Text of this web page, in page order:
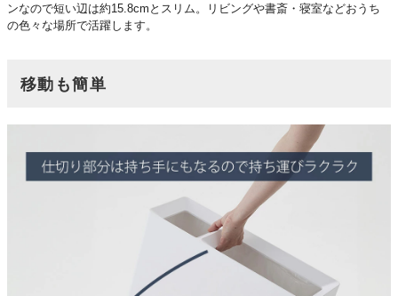
ンなので短い辺は約15.8cmとスリム。リビングや書斎・寝室などおうち
の色々な場所で活躍します。
移動も簡単